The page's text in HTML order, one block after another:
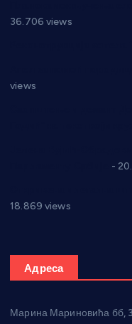
36.706 views
views
-
18.869 views
Адреса
Марина Мариновића бб,